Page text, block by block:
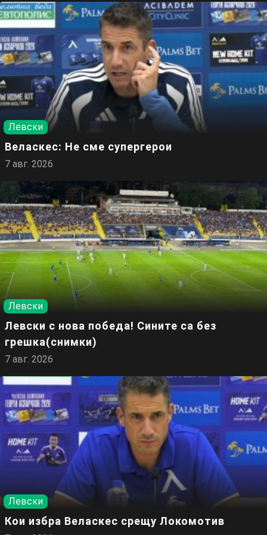
Левски
Веласкес: Не сме супергерои
7 авг. 2026
Левски
Левски с нова победа! Сините са без
грешка(снимки)
7 авг. 2026
Левски
Кои избра Веласкес срещу Локомотив